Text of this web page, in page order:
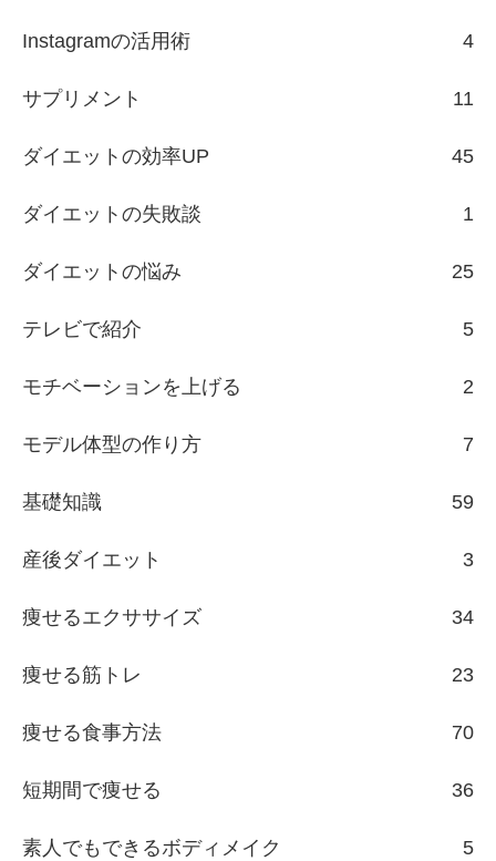
Instagramの活用術 4
サプリメント 11
ダイエットの効率UP 45
ダイエットの失敗談 1
ダイエットの悩み 25
テレビで紹介 5
モチベーションを上げる 2
モデル体型の作り方 7
基礎知識 59
産後ダイエット 3
痩せるエクササイズ 34
痩せる筋トレ 23
痩せる食事方法 70
短期間で痩せる 36
素人でもできるボディメイク 5